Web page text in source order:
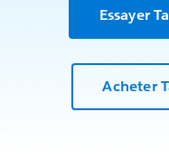
Essayer
Acheter